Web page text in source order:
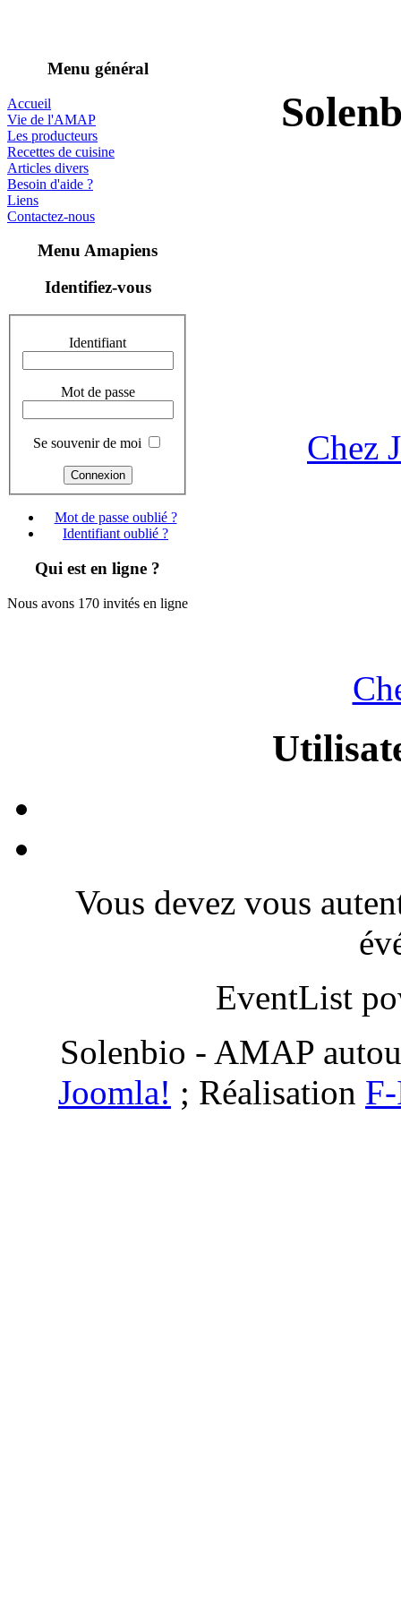
Menu général
Accueil
Vie de l'AMAP
Les producteurs
Recettes de cuisine
Articles divers
Besoin d'aide ?
Liens
Contactez-nous
Menu Amapiens
Identifiez-vous
Identifiant
Mot de passe
Se souvenir de moi
Mot de passe oublié ?
Identifiant oublié ?
Qui est en ligne ?
Nous avons 170 invités en ligne
Chez
Vous devez vous
EventList
Solenbio - AMAP
Joomla! ; Réalisation